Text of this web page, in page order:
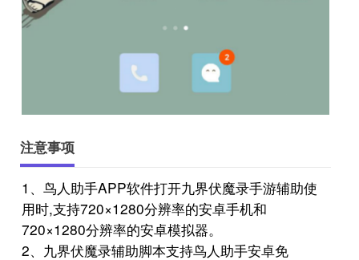
注意事项
1、鸟人助手APP软件打开九界伏魔录手游辅助使
用时,支持720×1280分辨率的安卓手机和
720×1280分辨率的安卓模拟器。
2、九界伏魔录辅助脚本支持鸟人助手安卓免